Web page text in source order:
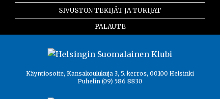
SIVUSTON TEKIJÄT JA TUKIJAT
PALAUTE
Käyntiosoite, Kansakoulukuja 3, 5. kerros, 00100 Helsinki
Puhelin (09) 586 8830